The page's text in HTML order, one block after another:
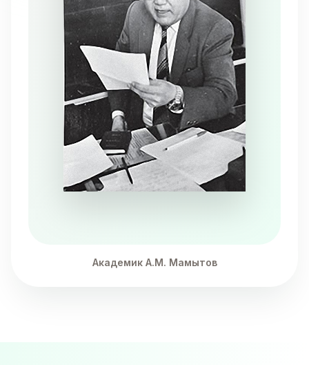
Академик А.М. Мамытов